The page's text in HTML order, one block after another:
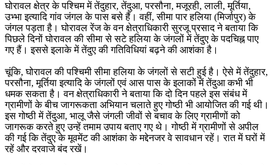
घोरावल क्षेत्र के पश्चिम में तेंदुहार, तेंदुआ, परसौना, मजूरही, लाली, मूर्तिया,
उभ्भा इत्यादि गांव जंगल के पास बसे हैं। वहीं, सीमा पार हलिया (मिर्जापुर) के
जंगल पड़ता है। घोरावल रेंज के वन क्षेत्राधिकारी सुरजू प्रसाद ने बताया कि
पिछले दिनों घोरावल की सीमा से सटे हलिया के जंगलों में तेंदुए के पदचिह्न पाए
गए हैं। इससे इलाके में तेंदुए की गतिविधियां बढ़ने की आशंका है।
चूंकि, घोरावल की पश्चिमी सीमा हलिया के जंगलों से सटी हुई है। ऐसे में तेंदुहार,
परसौना, मूर्तिया इत्यादि के जंगलों एवं आस पास के इलाकों में तेंदुआ कभी भी
धमक सकता है। वन क्षेत्राधिकारी ने बताया कि दो दिन पहले इस संबंध में
ग्रामीणों के बीच जागरूकता अभियान चलाते हुए गोष्ठी भी आयोजित की गई थी।
इस गोष्ठी में तेंदुआ, भालू जैसे जंगली जीवों से बचाव के लिए ग्रामीणों को
जागरूक करते हुए उन्हें तमाम उपाय बताए गए थे। गोष्ठी में ग्रामीणों से अपील
की गई कि तेंदुए के मूवमेंट की आशंका के मद्देनजर वे सावधान रहें। रात में घरों में
रहें और दरवाजे बंद रखें।